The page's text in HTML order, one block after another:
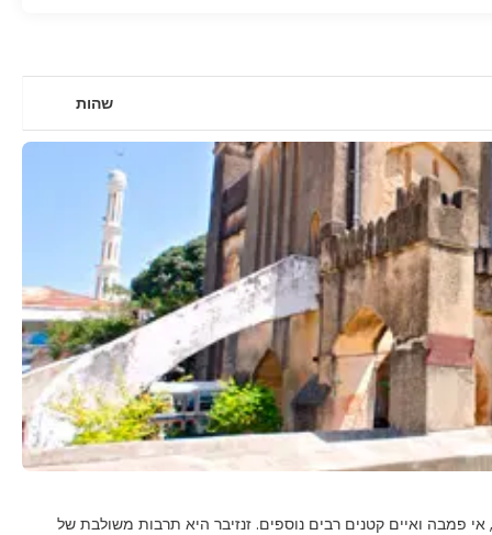
שהות
אי פמבה ואיים קטנים רבים נוספים. זנזיבר היא תרבות משולבת של